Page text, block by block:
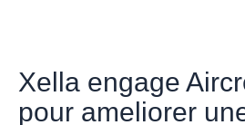
Xella engage
pour ameliorer